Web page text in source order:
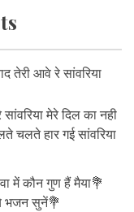
तेरी आवे रे सांवरिया
मेरे दिल का नही
चलते हार गई सांवरिया
में कौन गुण हैं मैया💐
भजन सुनें💐